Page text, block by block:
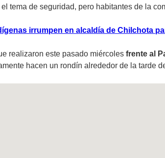
tema de seguridad, pero habitantes de la
irrumpen en alcaldía de Chilchota
realizaron este pasado miércoles frente al
hacen un rondín alrededor de la tarde